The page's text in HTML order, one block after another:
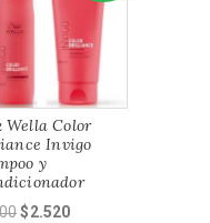
Wella Color
Invigo
y
El
$2.520El